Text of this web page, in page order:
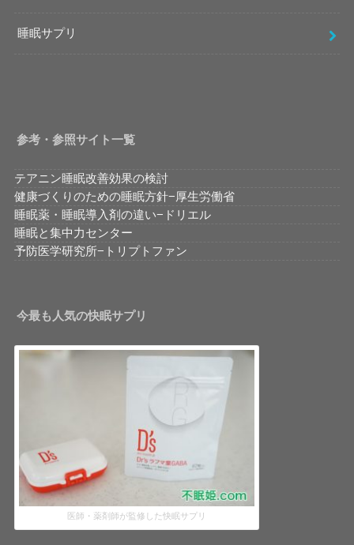
睡眠サプリ
参考・参照サイト一覧
テアニン睡眠改善効果の検討
健康づくりのための睡眠方針−厚生労働省
睡眠薬・睡眠導入剤の違い−ドリエル
睡眠と集中力センター
予防医学研究所−トリプトファン
今最も人気の快眠サプリ
医師・薬剤師が監修した快眠サプリ